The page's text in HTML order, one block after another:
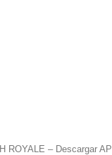
ROYALE – Descargar